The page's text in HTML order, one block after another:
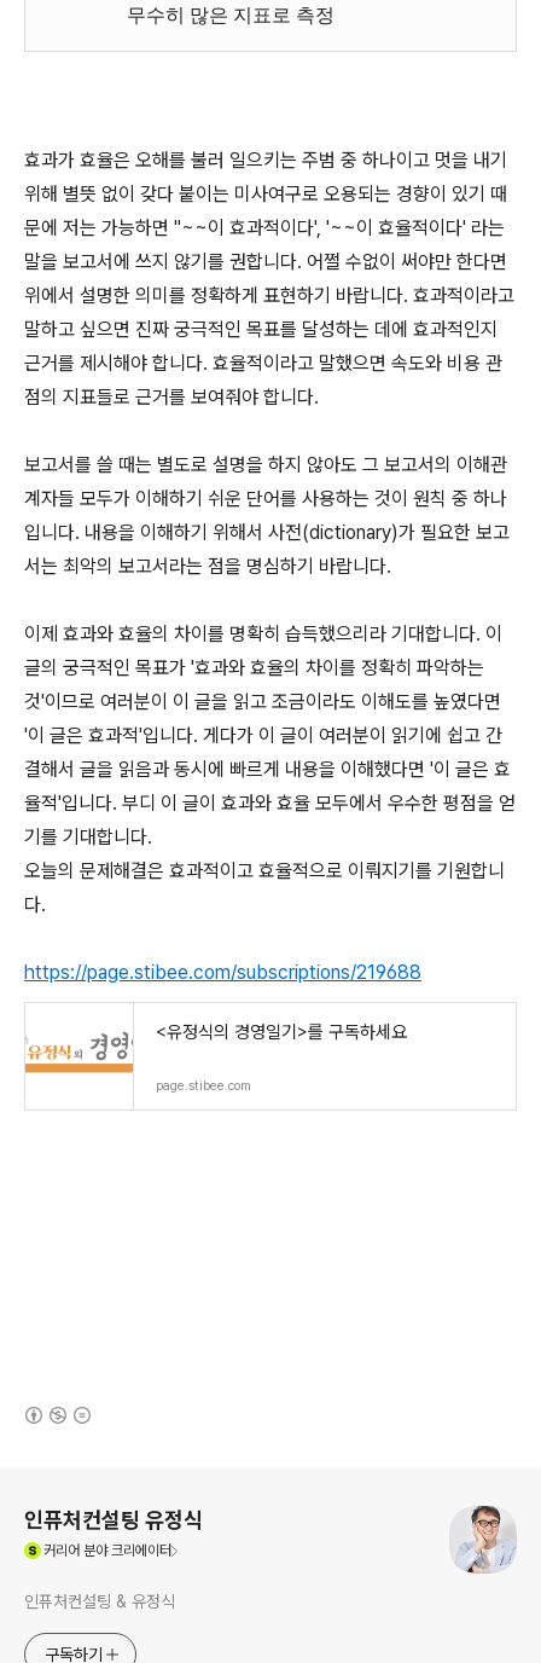
무수히 많은 지표로 측정
효과가 효율은 오해를 불러 일으키는 주범 중 하나이고 멋을 내기
위해 별뜻 없이 갖다 붙이는 미사여구로 오용되는 경향이 있기 때
문에 저는 가능하면 "~~이 효과적이다', '~~이 효율적이다' 라는
말을 보고서에 쓰지 않기를 권합니다. 어쩔 수없이 써야만 한다면
위에서 설명한 의미를 정확하게 표현하기 바랍니다. 효과적이라고
말하고 싶으면 진짜 궁극적인 목표를 달성하는 데에 효과적인지
근거를 제시해야 합니다. 효율적이라고 말했으면 속도와 비용 관
점의 지표들로 근거를 보여줘야 합니다.
보고서를 쓸 때는 별도로 설명을 하지 않아도 그 보고서의 이해관
계자들 모두가 이해하기 쉬운 단어를 사용하는 것이 원칙 중 하나
입니다. 내용을 이해하기 위해서 사전(dictionary)가 필요한 보고
서는 최악의 보고서라는 점을 명심하기 바랍니다.
이제 효과와 효율의 차이를 명확히 습득했으리라 기대합니다. 이
글의 궁극적인 목표가 '효과와 효율의 차이를 정확히 파악하는
것'이므로 여러분이 이 글을 읽고 조금이라도 이해도를 높였다면
'이 글은 효과적'입니다. 게다가 이 글이 여러분이 읽기에 쉽고 간
결해서 글을 읽음과 동시에 빠르게 내용을 이해했다면 '이 글은 효
율적'입니다. 부디 이 글이 효과와 효율 모두에서 우수한 평점을 얻
기를 기대합니다.
오늘의 문제해결은 효과적이고 효율적으로 이뤄지기를 기원합니
다.
https://page.stibee.com/subscriptions/219688
<유정식의 경영일기>를 구독하세요
page.stibee.com
인퓨처컨설팅 유정식
커리어 분야 크리에이터
인퓨처컨설팅 & 유정식
구독하기